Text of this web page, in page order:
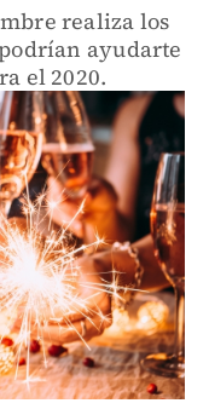
realiza los
ayudarte
el 2020.